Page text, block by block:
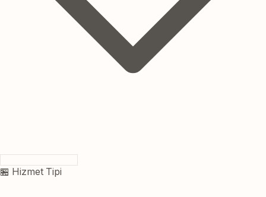
🏪 Hizmet Tipi